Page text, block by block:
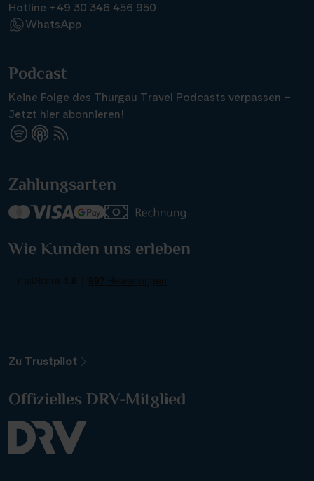
Gewässer
(0)
(9)
Hotline +49 30 346 456 950
WhatsApp
Podcast
Keine Folge des Thurgau Travel Podcasts verpassen –
Jetzt hier abonnieren!
Zahlungsarten
Wie Kunden uns erleben
Zu Trustpilot
Offizielles DRV-Mitglied